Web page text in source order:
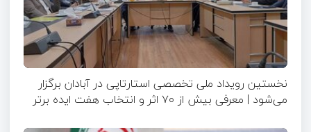
نخستین رویداد ملی تخصصی استارتاپی در آبادان برگزار
می‌شود | معرفی بیش از ۷۰ اثر و انتخاب هفت ایده برتر